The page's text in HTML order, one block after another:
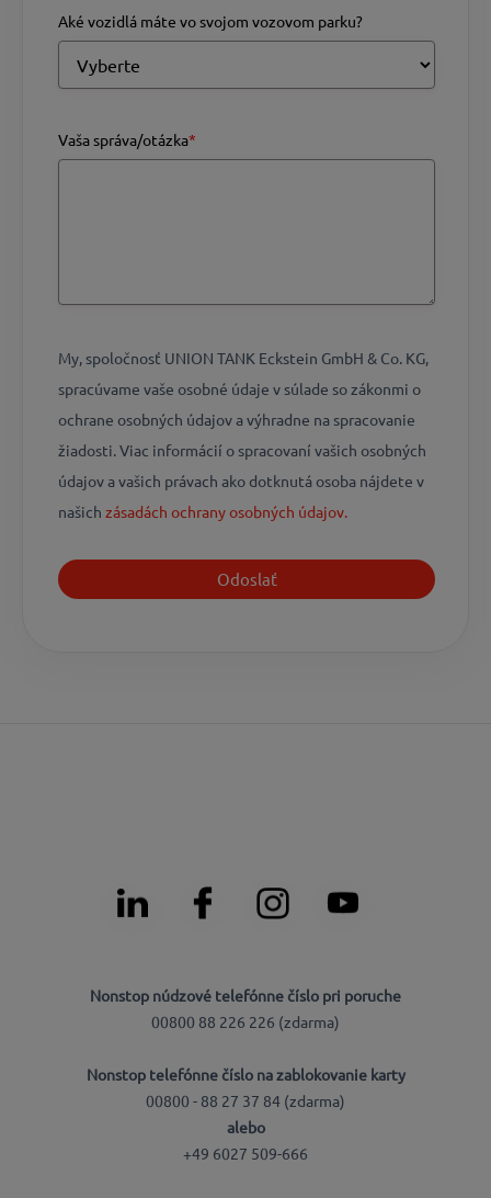
Aké vozidlá máte vo svojom vozovom parku?
Vaša správa/otázka*
My, spoločnosť UNION TANK Eckstein GmbH & Co. KG,
spracúvame vaše osobné údaje v súlade so zákonmi o
ochrane osobných údajov a výhradne na spracovanie
žiadosti. Viac informácií o spracovaní vašich osobných
údajov a vašich právach ako dotknutá osoba nájdete v
našich zásadách ochrany osobných údajov.
Nonstop núdzové telefónne číslo pri poruche
00800 88 226 226 (zdarma)
Nonstop telefónne číslo na zablokovanie karty
00800 - 88 27 37 84 (zdarma)
alebo
+49 6027 509-666